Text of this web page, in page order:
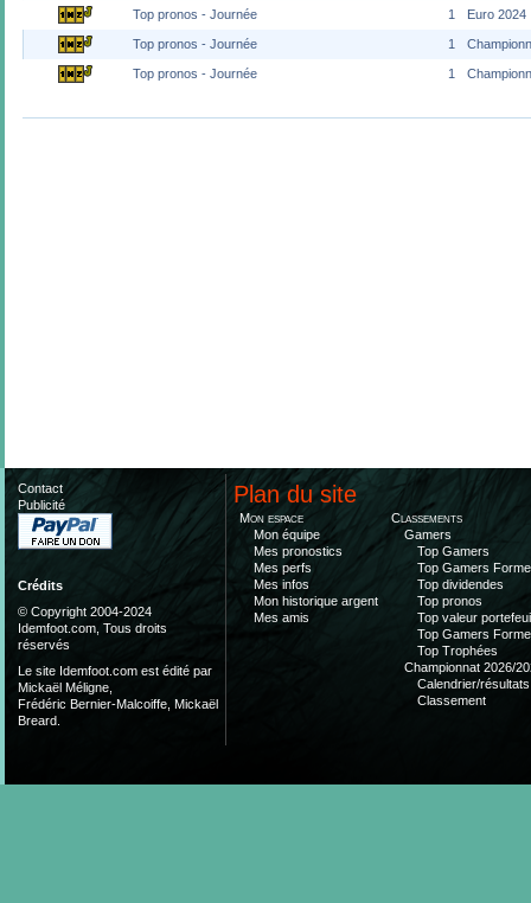
Top pronos - Journée 1 Euro 2024
Top pronos - Journée 1
Top pronos - Journée 1
Contact
Publicité
Crédits
© Copyright 2004-2024
Idemfoot.com, Tous droits
réservés
Le site Idemfoot.com est édité par
Mickaël Méligne,
Frédéric Bernier-Malcoiffe, Mickaël
Breard.
Plan du site
Mon espace
Mon équipe
Mes pronostics
Mes perfs
Mes infos
Mon historique argent
Mes amis
Classements
Gamers
Top Gamers
Top Gamers Forme
Top dividendes
Top pronos
Top valeur
Top Gamers Forme
Top Trophées
Championnat 2026/
Calendrier/résultats
Classement